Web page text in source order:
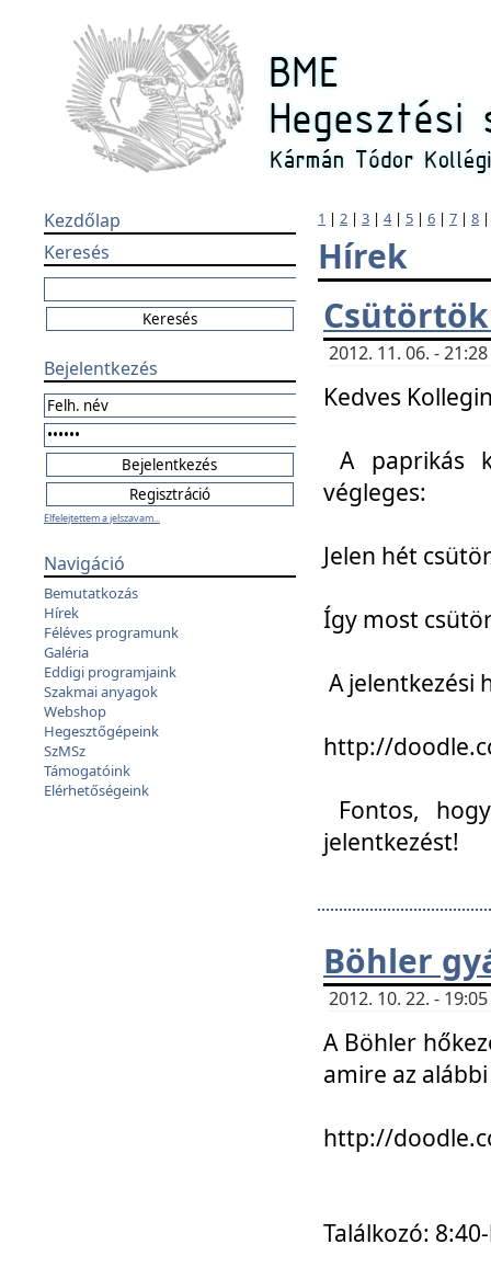
Kezdőlap
Keresés
Bejelentkezés
Elfelejtettem a jelszavam...
Navigáció
Bemutatkozás
Hírek
Féléves programunk
Galéria
Eddigi programjaink
Szakmai anyagok
Webshop
Hegesztőgépeink
SzMSz
Támogatóink
Elérhetőségeink
1 | 2 | 3 | 4| 5 | 6 | 7 | 8
Hírek
2012. 11. 06. -
Kedves
A paprikás
végleges:
Jelen hét
Így most
A jelentkezési
http://
Fontos,
jelentkezést!
Böhler
2012. 10. 22. -
A Böhler
amire az
http://
Találkozó: